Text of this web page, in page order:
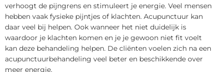
verhoogt de pijngrens en stimuleert je energie. Veel mensen
hebben vaak fysieke pijntjes of klachten. Acupunctuur kan
daar veel bij helpen. Ook wanneer het niet duidelijk is
waardoor je klachten komen en je je gewoon niet fit voelt
kan deze behandeling helpen. De cliënten voelen zich na een
acupunctuurbehandeling veel beter en beschikkende over
meer energie.